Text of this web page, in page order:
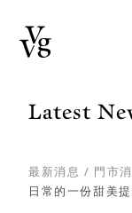
Latest
最新消息 / 門市
日常的一份甜美